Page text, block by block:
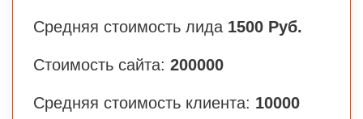
Средняя стоимость лида 1500 Руб.
Стоимость сайта: 200000
Средняя стоимость клиента: 10000